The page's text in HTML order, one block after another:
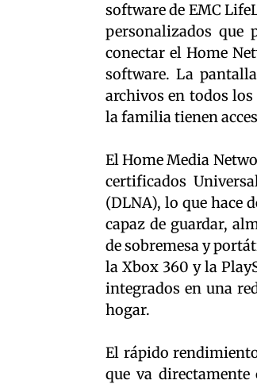
software de EMC
personalizados que
conectar el Home
software. La
archivos en todos
la familia tienen
El Home Media
certificados
(DLNA), lo que hace
capaz de guardar,
de sobremesa y
la Xbox 360 y la
integrados en una
hogar.
El rápido
que va